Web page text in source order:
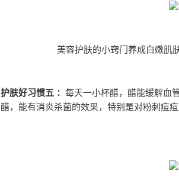
美容护肤的小窍门养成白嫩肌
护肤好习惯五 ： 每天一小杯醋，醋能缓解血
醋，能有消炎杀菌的效果，特别是对粉刺痘痘